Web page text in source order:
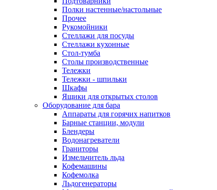
Полки настенные/настольные
Прочее
Рукомойники
Стеллажи для посуды
Стеллажи кухонные
Стол-тумба
Столы производственные
Тележки
Тележки - шпильки
Шкафы
Ящики для открытых столов
Оборудование для бара
Аппараты для горячих напитков
Барные станции, модули
Блендеры
Водонагреватели
Граниторы
Измельчитель льда
Кофемашины
Кофемолка
Льдогенераторы